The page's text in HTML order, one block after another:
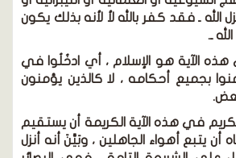
الله ـ فقد كفر بالله ﻷ لأنه بذلك يكون
ـ.
الآية هو الإسلام ، أي ادخُلُوا في
بجميع أحكامه ، لا كالذين يؤمنون
في هذه الآية الكريمة أن يستقيم
أن يتبع أهواء الجاهلين ، وبَيَّنَ أنه أنزل